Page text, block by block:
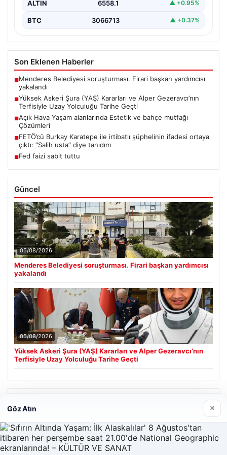
ALTIN 6558.1 ▲ +0.95%
BTC 3066713 ▲ +0.37%
Son Eklenen Haberler
■Menderes Belediyesi soruşturması. Firari başkan yardımcısı
yakalandı
■Yüksek Askeri Şura (YAŞ) Kararları ve Alper Gezeravcı’nın
Terfisiyle Uzay Yolculuğu Tarihe Geçti
■Açık Hava Yaşam alanlarında Estetik ve bahçe mutfağı
Çözümleri
■FETÖ’cü Burkay Karatepe ile irtibatlı şüphelinin ifadesi ortaya
çıktı: “Salih usta” diye tanıdım
■Fed faizi sabit tuttu
Güncel
05/08/2026
Menderes Belediyesi soruşturması. Firari başkan yardımcısı
yakalandı
05/08/2026
Yüksek Askeri Şura (YAŞ) Kararları ve Alper Gezeravcı’nın
Terfisiyle Uzay Yolculuğu Tarihe Geçti
Göz Atın ×